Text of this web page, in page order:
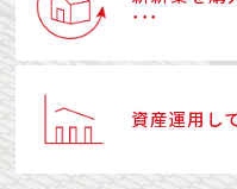
･･･
資産運用し